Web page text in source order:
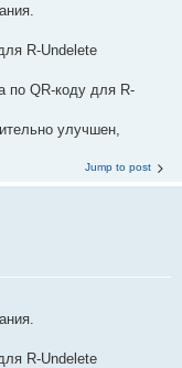
R-Undelete
по QR-коду для R-
улучшен,
Jump to post
R-Undelete